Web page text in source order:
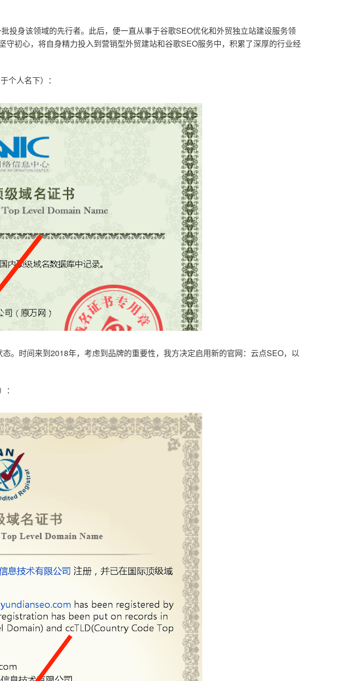
投身该领域的先行者。此后，便一直从事于谷歌SEO优化和外贸独立站建设服务领
初心，将自身精力投入到营销型外贸建站和谷歌SEO服务中，积累了深厚的行业经
个人名下）：
。时间来到2018年，考虑到品牌的重要性，我方决定启用新的官网：云点SEO，以